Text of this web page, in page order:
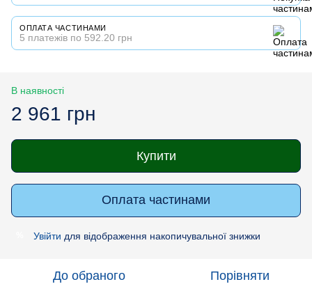
ОПЛАТА ЧАСТИНАМИ
5 платежів по 592.20 грн
В наявності
2 961 грн
Купити
Оплата частинами
Увійти для відображення накопичувальної знижки
До обраного Порівняти